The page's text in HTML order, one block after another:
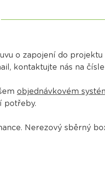
o zapojení do
kontaktujte nás na
objednávkovém
potřeby.
Nerezový sběrný